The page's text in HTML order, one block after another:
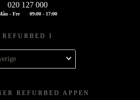
020 127 000
- Fre 09:00 - 17:00
REFURBED I
REFURBED APPEN